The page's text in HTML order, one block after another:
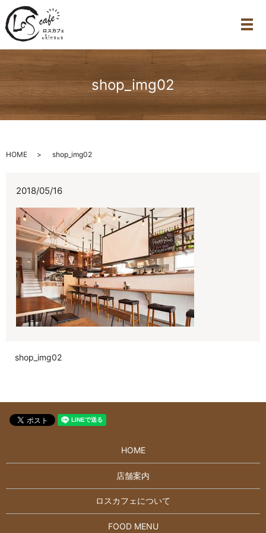
メ
shop_img02
HOME shop_img02
2018/05/16
shop_img02
HOME
店舗案内
ロスカフェについて
FOOD MENU